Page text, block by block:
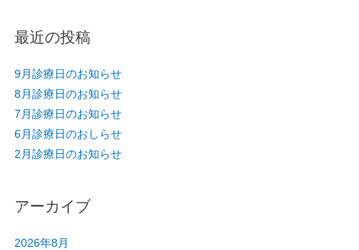
最近の投稿
9月診療日のお知らせ
8月診療日のお知らせ
7月診療日のお知らせ
6月診療日のおしらせ
2月診療日のお知らせ
アーカイブ
2026年8月